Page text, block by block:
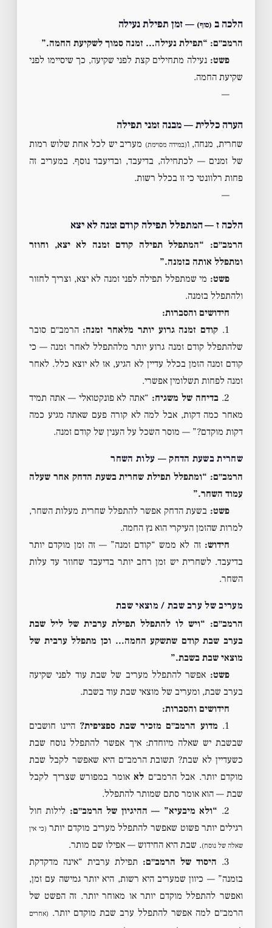
הלכה ב (סוף) — זמן תפילת נעילה
הרמב״ם: “תפילת נעילה… זמנה סמוך לשקיעת החמה.”
פשט: נעילה מתחילים קצת לפני שקיעה, כך שיסיימו לפני
שקיעת החמה.
—
הערה כללית — מבנה זמני תפילה
שחרית, מנחה, ו(במידה מסוימת) מעריב יש לכל אחת שלוש רמות
של זמנים — לכתחילה, בדיעבד, ובדיעבד נוסף. במעריב זה
פחות רלוונטי כי זו בכלל רשות.
—
הלכה ז — המתפלל תפילה קודם זמנה לא יצא
הרמב״ם: “המתפלל תפילה קודם זמנה לא יצא, וחוזר
ומתפלל אותה בזמנה.”
פשט: מי שמתפלל תפילה לפני זמנה לא יצא, וצריך לחזור
ולהתפלל בזמנה.
חידושים והסברות:
1.
קודם זמנה גרוע יותר מלאחר זמנה: הרמב״ם סובר
שלהתפלל קודם זמנה גרוע יותר מלהתפלל לאחר זמנה — כי
קודם זמנה הזמן בכלל עדיין לא הגיע, אז לא יוצא כלל. לאחר
זמנה לפחות תשלומין אפשרי.
2. בדיחה של משגיח: “אתה לא פונקטואלי — אתה תמיד
מאחר כמה דקות, אבל למה לא קורה פעם שאתה מגיע כמה
דקות מוקדם?” — מוסר השכל על הענין של קודם זמנה.
שחרית בשעת הדחק — עלות השחר
הרמב״ם: “ומתפלל תפילת שחרית בשעת הדחק אחר שעלה
עמוד השחר.”
פשט: בשעת הדחק אפשר להתפלל שחרית מעלות השחר,
למרות שהזמן העיקרי הוא נץ החמה.
חידוש: זה לא ממש “קודם זמנה” — זה זמן מוקדם יותר
בדיעבד. לשחרית יש זמן רחב יותר בדיעבד שחוזר עד עלות
השחר.
מעריב של ערב שבת / מוצאי שבת
הרמב״ם: “ויש לו להתפלל תפילת ערבית של ליל שבת
בערב שבת קודם שתשקע החמה… וכן מתפלל ערבית של
מוצאי שבת בשבת.”
פשט: אפשר להתפלל מעריב של שבת עוד לפני שקיעה
בערב שבת, ומעריב של מוצאי שבת עוד בשבת.
חידושים והסברות:
1.
מדוע הרמב״ם מזכיר שבת ספציפית? היינו חושבים
שבשבת יש שאלה מיוחדת: איך אפשר להתפלל נוסח שבת
כשעדיין לא שבת? תשובת הרמב״ם היא שאפשר לקבל שבת
מוקדם יותר. אבל הרמב״ם לא אומר במפורש שצריך לקבל
שבת — הוא אומר סתם שמותר להתפלל.
2. “ולא מיבעיא” — ההיגיון של הרמב״ם: לילות חול
רגילים יותר פשוט שאפשר להתפלל מעריב מוקדם יותר (כי אין
שאלה של נוסח). שבת היא החידוש — אפילו שם מותר.
3.
היסוד של הרמב״ם: תפילת ערבית “אינה מדקדקת
בזמנה” — כיוון שמעריב היא רשות, היא יותר גמישה עם זמן,
ואפשר להתפלל מוקדם יותר או מאוחר יותר. זה הפשט של
הרמב״ם למה אפשר להתפלל ערב שבת מוקדם יותר. (אחרים